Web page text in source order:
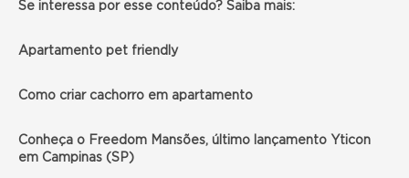
Se interessa por esse conteúdo? Saiba mais:
Apartamento pet friendly
Como criar cachorro em apartamento
Conheça o Freedom Mansões, último lançamento Yticon
em Campinas (SP)